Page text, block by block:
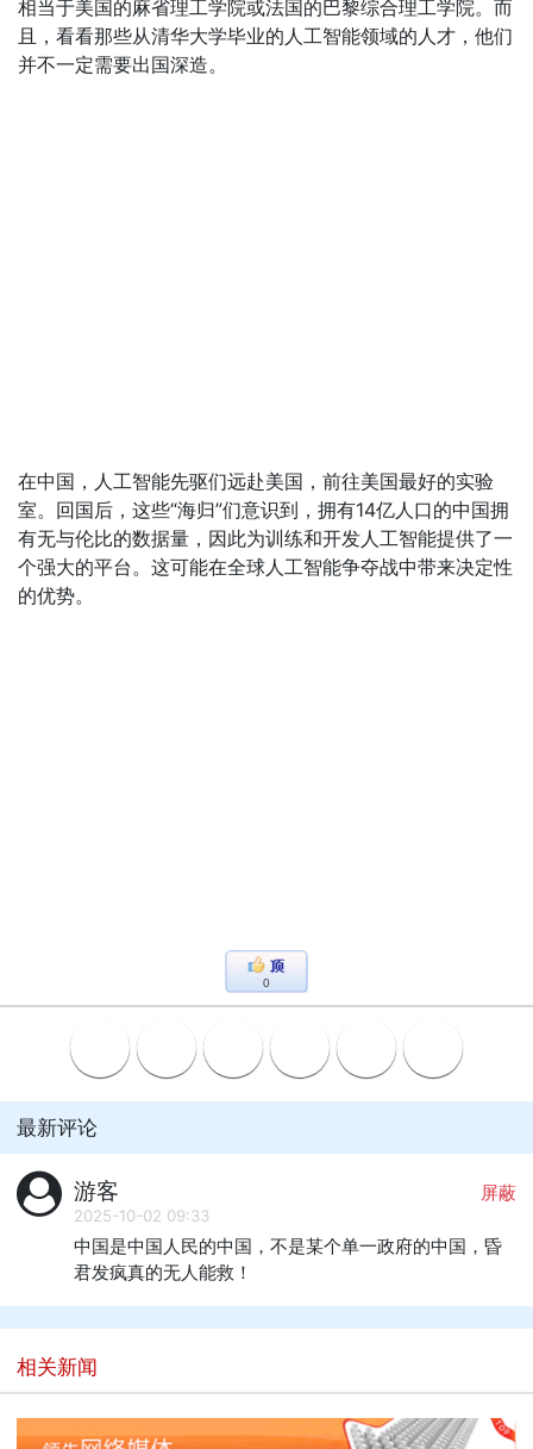
相当于美国的麻省理工学院或法国的巴黎综合理工学院。而
且，看看那些从清华大学毕业的人工智能领域的人才，他们
并不一定需要出国深造。
在中国，人工智能先驱们远赴美国，前往美国最好的实验
室。回国后，这些“海归”们意识到，拥有14亿人口的中国拥
有无与伦比的数据量，因此为训练和开发人工智能提供了一
个强大的平台。这可能在全球人工智能争夺战中带来决定性
的优势。
0
最新评论
游客 屏蔽
2025-10-02 09:33
中国是中国人民的中国，不是某个单一政府的中国，昏
君发疯真的无人能救！
相关新闻